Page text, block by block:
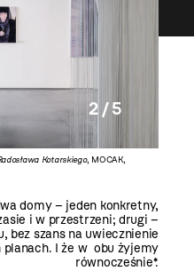
Kotarskiego, MOCAK,
2 / 5
domy – jeden konkretny,
i w przestrzeni; drugi –
bez szans na uwiecznienie
I że w obu żyjemy
równocześnie*.